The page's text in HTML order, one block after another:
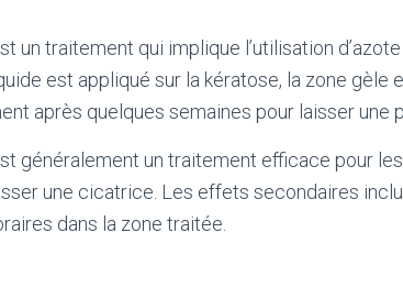
un traitement qui implique l’utilisation
est appliqué sur la kératose, la zone gèle
après quelques semaines pour laisser une
généralement un traitement efficace pour
une cicatrice. Les effets secondaires
dans la zone traitée.